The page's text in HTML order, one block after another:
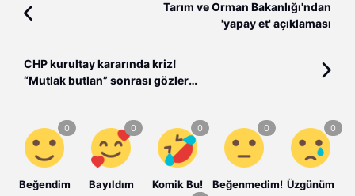
Tarım ve Orman Bakanlığı'ndan
'yapay et' açıklaması
CHP kurultay kararında kriz!
“Mutlak butlan” sonrası gözler
Beğendim Bayıldım Komik Bu! Beğenmedim! Üzgünüm